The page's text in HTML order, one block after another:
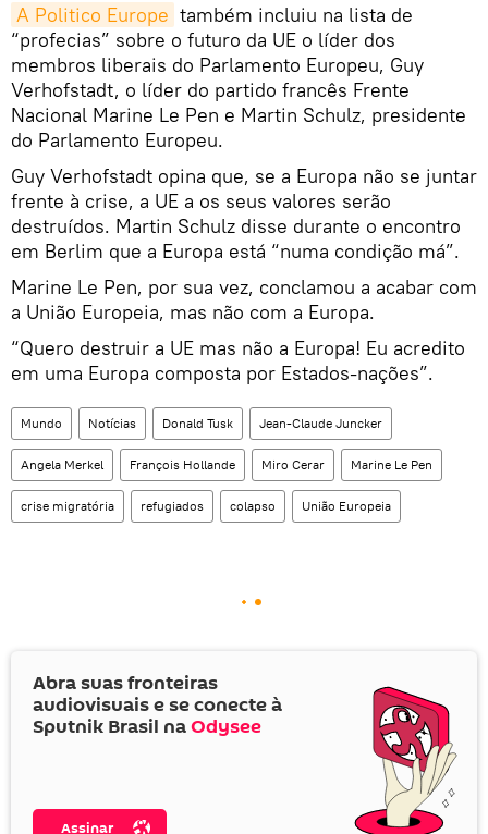
A Politico Europe também incluiu na lista de
“profecias” sobre o futuro da UE o líder dos
membros liberais do Parlamento Europeu, Guy
Verhofstadt, o líder do partido francês Frente
Nacional Marine Le Pen e Martin Schulz, presidente
do Parlamento Europeu.
Guy Verhofstadt opina que, se a Europa não se juntar
frente à crise, a UE a os seus valores serão
destruídos. Martin Schulz disse durante o encontro
em Berlim que a Europa está “numa condição má”.
Marine Le Pen, por sua vez, conclamou a acabar com
a União Europeia, mas não com a Europa.
“Quero destruir a UE mas não a Europa! Eu acredito
em uma Europa composta por Estados-nações”.
Mundo Notícias Donald Tusk Jean-Claude Juncker
Angela Merkel François Hollande Miro Cerar Marine Le Pen
crise migratória refugiados colapso União Europeia
Abra suas fronteiras
audiovisuais e se conecte à
Sputnik Brasil naOdysee
Assinar